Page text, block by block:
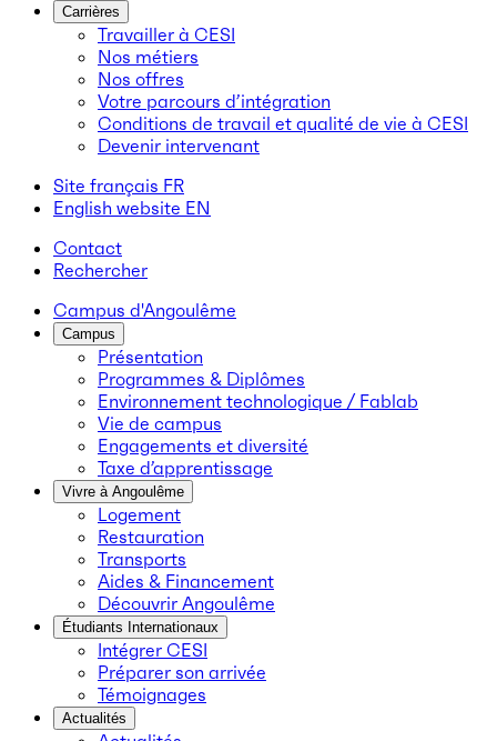
Carrières
Travailler à CESI
Nos métiers
Nos offres
Votre parcours d’intégration
Conditions de travail et qualité de vie à CESI
Devenir intervenant
Site français FR
English website EN
Contact
Rechercher
Campus d'Angoulême
Campus
Présentation
Programmes & Diplômes
Environnement technologique / Fablab
Vie de campus
Engagements et diversité
Taxe d’apprentissage
Vivre à Angoulême
Logement
Restauration
Transports
Aides & Financement
Découvrir Angoulême
Étudiants Internationaux
Intégrer CESI
Préparer son arrivée
Témoignages
Actualités